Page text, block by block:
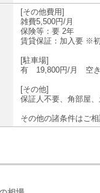
[その他費用]
雑費5,500円/⽉
保険等：要 2年
賃貸保証：加⼊要 ※
[駐車場]
有 19,800円/⽉ 空
[その他]
保証⼈不要、⾓部屋
その他の諸条件はご相